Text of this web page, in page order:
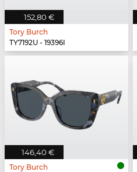
152,80 €
Tory Burch
TY7192U - 19396I
146,40 €
Tory Burch